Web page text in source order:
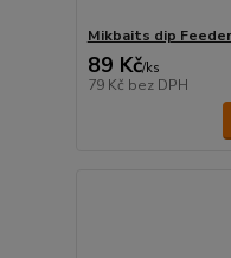
Mikbaits dip
89 Kč/ks
79 Kč bez DPH